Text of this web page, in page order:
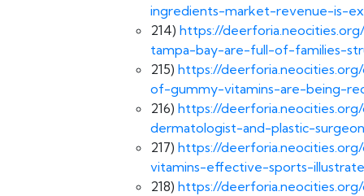
ingredients-market-revenue-is-
214) https://
tampa-bay-are-full-of-families-
215) https://
of-gummy-vitamins-are-being-
216) https://
dermatologist-and-plastic-
217) https://
vitamins-effective-sports-
218) https://